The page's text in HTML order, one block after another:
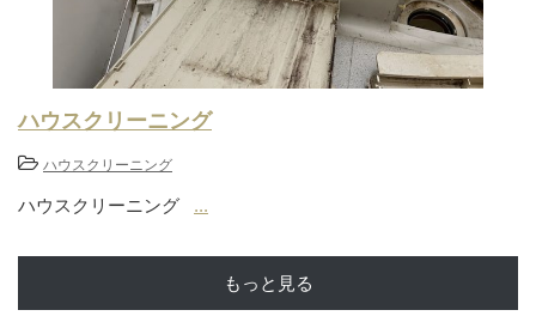
ハウスクリーニング
ハウスクリーニング
ハウスクリーニング ...
もっと見る